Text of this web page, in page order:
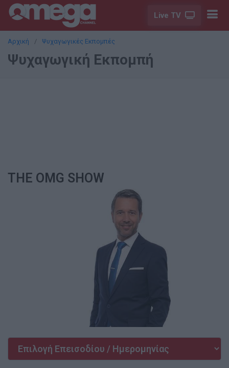
Live TV
Αρχική Ψυχαγωγικές Εκπομπές
Ψυχαγωγική Εκπομπή
THE OMG SHOW